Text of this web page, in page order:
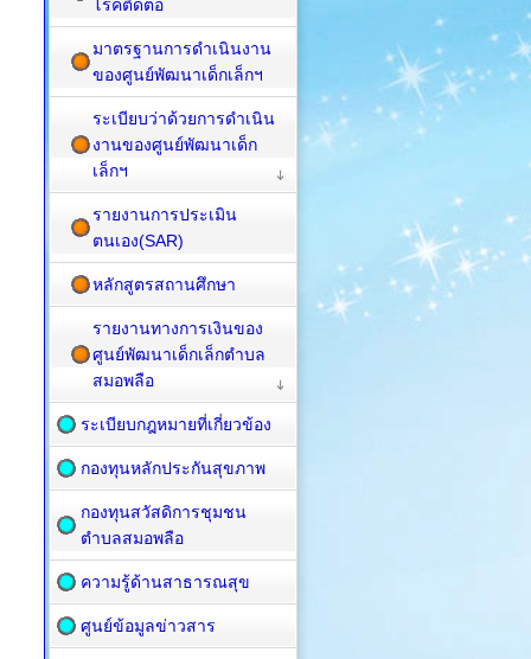
โรคติดต่อ
มาตรฐานการดำเนินงาน
ของศูนย์พัฒนาเด็กเล็กฯ
ระเบียบว่าด้วยการดำเนิน
งานของศูนย์พัฒนาเด็ก
เล็กฯ
รายงานการประเมิน
ตนเอง(SAR)
หลักสูตรสถานศึกษา
รายงานทางการเงินของ
ศูนย์พัฒนาเด็กเล็กตำบล
สมอพลือ
ระเบียบกฎหมายที่เกี่ยวข้อง
กองทุนหลักประกันสุขภาพ
กองทุนสวัสดิการชุมชน
ตำบลสมอพลือ
ความรู้ด้านสาธารณสุข
ศูนย์ข้อมูลข่าวสาร